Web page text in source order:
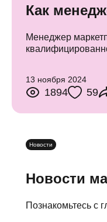
Как
Менеджер
13 ноября 2024
1894 59
Новости
Новости
Познакомьтесь с